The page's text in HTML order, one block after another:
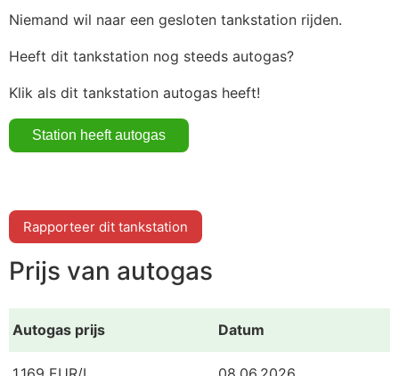
Niemand wil naar een gesloten tankstation rijden.
Heeft dit tankstation nog steeds autogas?
Klik als dit tankstation autogas heeft!
Rapporteer dit tankstation
Prijs van autogas
Autogas prijs Datum